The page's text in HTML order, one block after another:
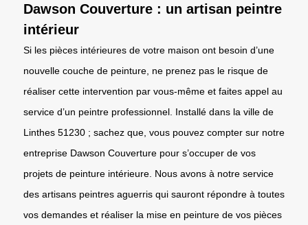
Dawson Couverture : un artisan peintre
intérieur
Si les pièces intérieures de votre maison ont besoin d’une
nouvelle couche de peinture, ne prenez pas le risque de
réaliser cette intervention par vous-même et faites appel au
service d’un peintre professionnel. Installé dans la ville de
Linthes 51230 ; sachez que, vous pouvez compter sur notre
entreprise Dawson Couverture pour s’occuper de vos
projets de peinture intérieure. Nous avons à notre service
des artisans peintres aguerris qui sauront répondre à toutes
vos demandes et réaliser la mise en peinture de vos pièces